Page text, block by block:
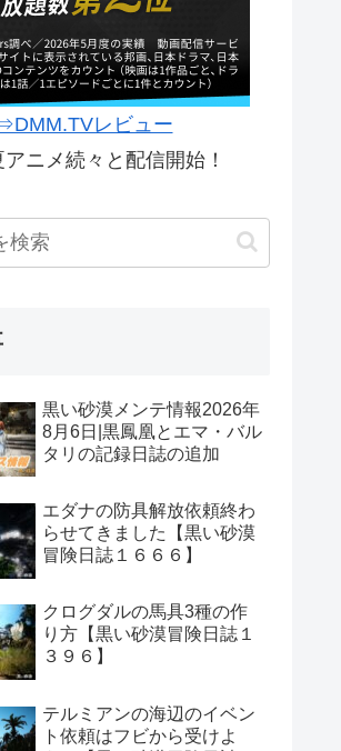
レビュー
ニメ続々と配信開始！
黒い砂漠メンテ情報2026年
8月6日|黒鳳凰とエマ・バル
タリの記録日誌の追加
エダナの防具解放依頼終わ
らせてきました【黒い砂漠
冒険日誌１６６６】
クログダルの馬具3種の作
り方【黒い砂漠冒険日誌１
３９６】
テルミアンの海辺のイベン
ト依頼はフビから受けよ